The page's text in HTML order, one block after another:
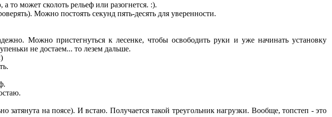
то может сколоть рельеф или разогнется. :).
Можно постоять секунд пять-десять для уверенности.
Можно пристегнуться к лесенке, чтобы освободить руки и уже начинать установку
не достаем... то лезем дальше.
на поясе). И встаю. Получается такой треугольник нагрузки. Вообще, топстеп - это